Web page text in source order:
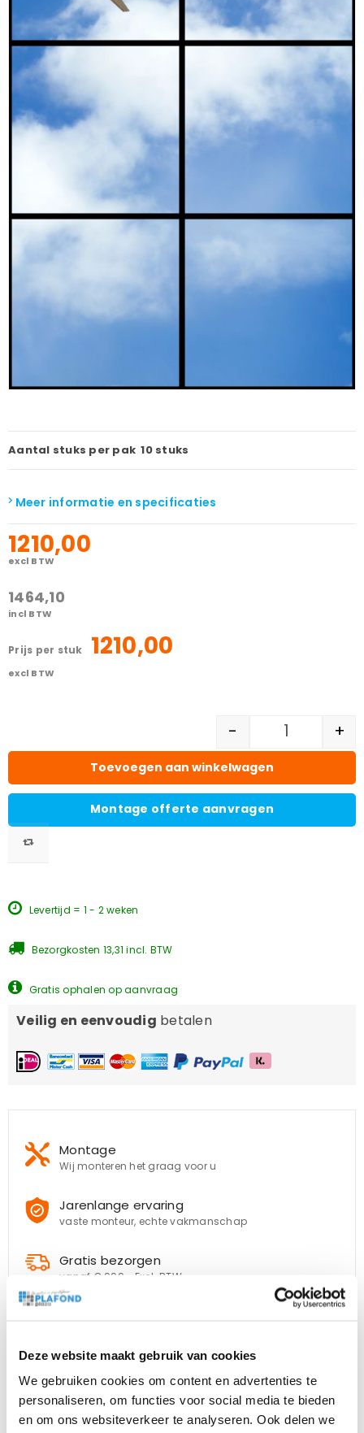
Deze website maakt gebruik van cookies
We gebruiken cookies om content en advertenties te
personaliseren, om functies voor social media te bieden
en om ons websiteverkeer te analyseren. Ook delen we
Aantal stuks per pak 10 stuks
Meer informatie en specificaties
1210,00
excl BTW
1464,10
incl BTW
prijs per stuk 1210,00
excl BTW
- +
Toevoegen aan winkelwagen
Montage offerte aanvragen
Levertijd = 1 - 2 weken
Bezorgkosten 13,31 incl. BTW
Gratis ophalen op aanvraag
Veilig en eenvoudig betalen
Montage
Wij monteren het graag voor u
Jarenlange ervaring
vaste monteur, echte vakmanschap
Gratis bezorgen
vanaf € 999,- Excl. BTW